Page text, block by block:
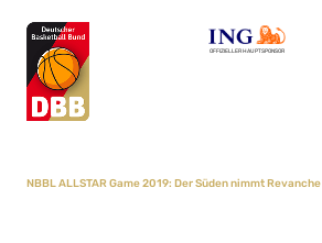
OFFIZIELLER HAUPTSPONSOR
NBBL ALLSTAR Game 2019: Der Süden nimmt Revanche